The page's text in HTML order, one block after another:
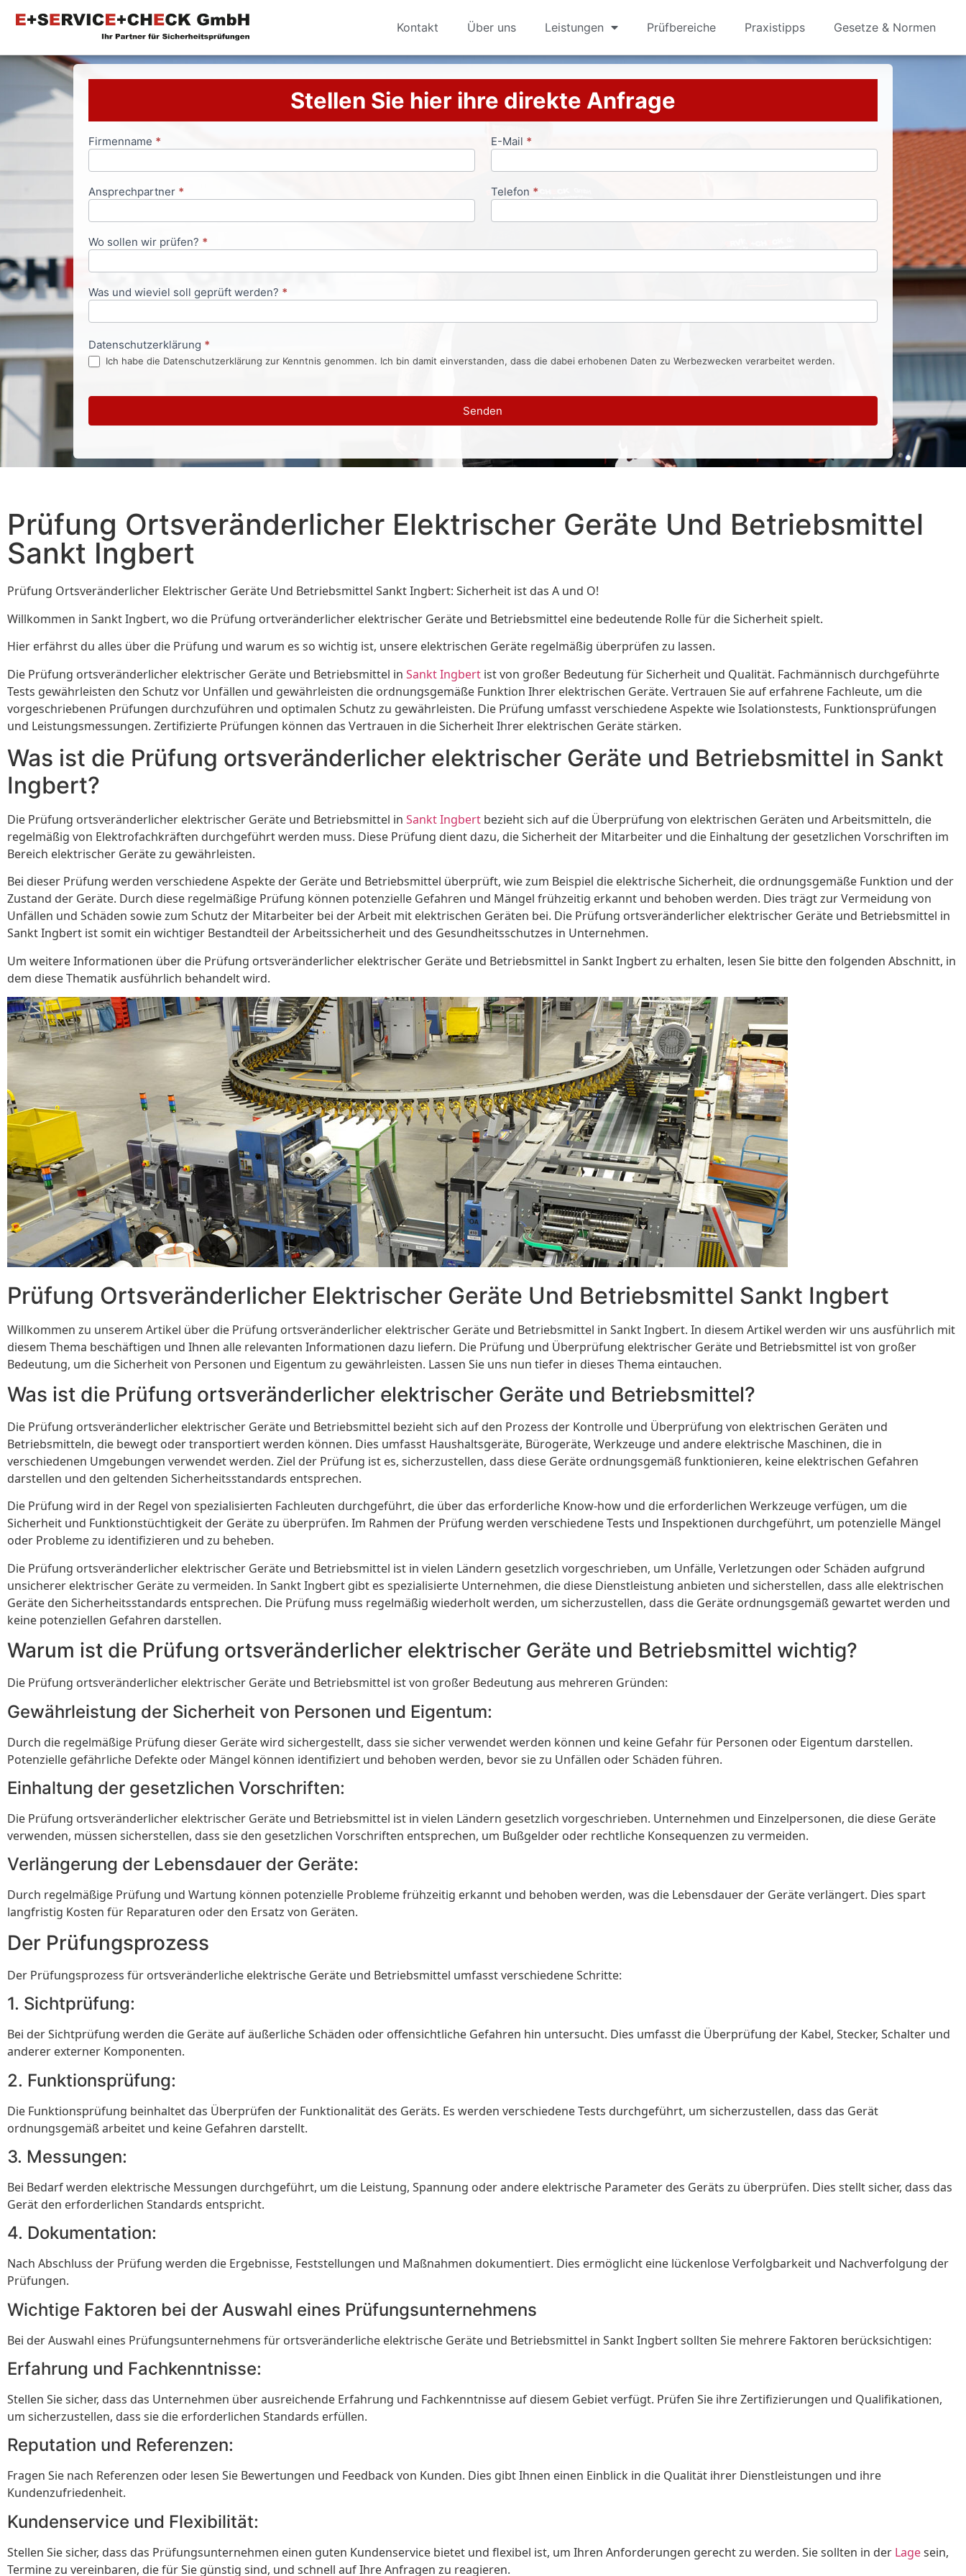
Kontakt Über uns Leistungen Prüfbereiche Praxistipps Gesetze & Normen
Stellen Sie hier ihre direkte Anfrage
Anfrageformular
Firmenname * E-Mail *
Ansprechpartner * Telefon *
Wo sollen wir prüfen? *
Was und wieviel soll geprüft werden? *
Datenschutzerklärung *
Ich habe die Datenschutzerklärung zur Kenntnis genommen. Ich bin damit einverstanden, dass die dabei erhobenen Daten zu Werbezwecken verarbeitet werden.
Senden
Prüfung Ortsveränderlicher Elektrischer Geräte Und Betriebsmittel
Sankt Ingbert
Prüfung Ortsveränderlicher Elektrischer Geräte Und Betriebsmittel Sankt Ingbert: Sicherheit ist das A und O!
Willkommen in Sankt Ingbert, wo die Prüfung ortveränderlicher elektrischer Geräte und Betriebsmittel eine bedeutende Rolle für die Sicherheit spielt.
Hier erfährst du alles über die Prüfung und warum es so wichtig ist, unsere elektrischen Geräte regelmäßig überprüfen zu lassen.
Die Prüfung ortsveränderlicher elektrischer Geräte und Betriebsmittel in Sankt Ingbert ist von großer Bedeutung für Sicherheit und Qualität. Fachmännisch durchgeführte
Tests gewährleisten den Schutz vor Unfällen und gewährleisten die ordnungsgemäße Funktion Ihrer elektrischen Geräte. Vertrauen Sie auf erfahrene Fachleute, um die
vorgeschriebenen Prüfungen durchzuführen und optimalen Schutz zu gewährleisten. Die Prüfung umfasst verschiedene Aspekte wie Isolationstests, Funktionsprüfungen
und Leistungsmessungen. Zertifizierte Prüfungen können das Vertrauen in die Sicherheit Ihrer elektrischen Geräte stärken.
Was ist die Prüfung ortsveränderlicher elektrischer Geräte und Betriebsmittel in Sankt
Ingbert?
Die Prüfung ortsveränderlicher elektrischer Geräte und Betriebsmittel in Sankt Ingbert bezieht sich auf die Überprüfung von elektrischen Geräten und Arbeitsmitteln, die
regelmäßig von Elektrofachkräften durchgeführt werden muss. Diese Prüfung dient dazu, die Sicherheit der Mitarbeiter und die Einhaltung der gesetzlichen Vorschriften im
Bereich elektrischer Geräte zu gewährleisten.
Bei dieser Prüfung werden verschiedene Aspekte der Geräte und Betriebsmittel überprüft, wie zum Beispiel die elektrische Sicherheit, die ordnungsgemäße Funktion und der
Zustand der Geräte. Durch diese regelmäßige Prüfung können potenzielle Gefahren und Mängel frühzeitig erkannt und behoben werden. Dies trägt zur Vermeidung von
Unfällen und Schäden sowie zum Schutz der Mitarbeiter bei der Arbeit mit elektrischen Geräten bei. Die Prüfung ortsveränderlicher elektrischer Geräte und Betriebsmittel in
Sankt Ingbert ist somit ein wichtiger Bestandteil der Arbeitssicherheit und des Gesundheitsschutzes in Unternehmen.
Um weitere Informationen über die Prüfung ortsveränderlicher elektrischer Geräte und Betriebsmittel in Sankt Ingbert zu erhalten, lesen Sie bitte den folgenden Abschnitt, in
dem diese Thematik ausführlich behandelt wird.
Prüfung Ortsveränderlicher Elektrischer Geräte Und Betriebsmittel Sankt Ingbert
Willkommen zu unserem Artikel über die Prüfung ortsveränderlicher elektrischer Geräte und Betriebsmittel in Sankt Ingbert. In diesem Artikel werden wir uns ausführlich mit
diesem Thema beschäftigen und Ihnen alle relevanten Informationen dazu liefern. Die Prüfung und Überprüfung elektrischer Geräte und Betriebsmittel ist von großer
Bedeutung, um die Sicherheit von Personen und Eigentum zu gewährleisten. Lassen Sie uns nun tiefer in dieses Thema eintauchen.
Was ist die Prüfung ortsveränderlicher elektrischer Geräte und Betriebsmittel?
Die Prüfung ortsveränderlicher elektrischer Geräte und Betriebsmittel bezieht sich auf den Prozess der Kontrolle und Überprüfung von elektrischen Geräten und
Betriebsmitteln, die bewegt oder transportiert werden können. Dies umfasst Haushaltsgeräte, Bürogeräte, Werkzeuge und andere elektrische Maschinen, die in
verschiedenen Umgebungen verwendet werden. Ziel der Prüfung ist es, sicherzustellen, dass diese Geräte ordnungsgemäß funktionieren, keine elektrischen Gefahren
darstellen und den geltenden Sicherheitsstandards entsprechen.
Die Prüfung wird in der Regel von spezialisierten Fachleuten durchgeführt, die über das erforderliche Know-how und die erforderlichen Werkzeuge verfügen, um die
Sicherheit und Funktionstüchtigkeit der Geräte zu überprüfen. Im Rahmen der Prüfung werden verschiedene Tests und Inspektionen durchgeführt, um potenzielle Mängel
oder Probleme zu identifizieren und zu beheben.
Die Prüfung ortsveränderlicher elektrischer Geräte und Betriebsmittel ist in vielen Ländern gesetzlich vorgeschrieben, um Unfälle, Verletzungen oder Schäden aufgrund
unsicherer elektrischer Geräte zu vermeiden. In Sankt Ingbert gibt es spezialisierte Unternehmen, die diese Dienstleistung anbieten und sicherstellen, dass alle elektrischen
Geräte den Sicherheitsstandards entsprechen. Die Prüfung muss regelmäßig wiederholt werden, um sicherzustellen, dass die Geräte ordnungsgemäß gewartet werden und
keine potenziellen Gefahren darstellen.
Warum ist die Prüfung ortsveränderlicher elektrischer Geräte und Betriebsmittel wichtig?
Die Prüfung ortsveränderlicher elektrischer Geräte und Betriebsmittel ist von großer Bedeutung aus mehreren Gründen:
Gewährleistung der Sicherheit von Personen und Eigentum:
Durch die regelmäßige Prüfung dieser Geräte wird sichergestellt, dass sie sicher verwendet werden können und keine Gefahr für Personen oder Eigentum darstellen.
Potenzielle gefährliche Defekte oder Mängel können identifiziert und behoben werden, bevor sie zu Unfällen oder Schäden führen.
Einhaltung der gesetzlichen Vorschriften:
Die Prüfung ortsveränderlicher elektrischer Geräte und Betriebsmittel ist in vielen Ländern gesetzlich vorgeschrieben. Unternehmen und Einzelpersonen, die diese Geräte
verwenden, müssen sicherstellen, dass sie den gesetzlichen Vorschriften entsprechen, um Bußgelder oder rechtliche Konsequenzen zu vermeiden.
Verlängerung der Lebensdauer der Geräte:
Durch regelmäßige Prüfung und Wartung können potenzielle Probleme frühzeitig erkannt und behoben werden, was die Lebensdauer der Geräte verlängert. Dies spart
langfristig Kosten für Reparaturen oder den Ersatz von Geräten.
Der Prüfungsprozess
Der Prüfungsprozess für ortsveränderliche elektrische Geräte und Betriebsmittel umfasst verschiedene Schritte:
1. Sichtprüfung:
Bei der Sichtprüfung werden die Geräte auf äußerliche Schäden oder offensichtliche Gefahren hin untersucht. Dies umfasst die Überprüfung der Kabel, Stecker, Schalter und
anderer externer Komponenten.
2. Funktionsprüfung:
Die Funktionsprüfung beinhaltet das Überprüfen der Funktionalität des Geräts. Es werden verschiedene Tests durchgeführt, um sicherzustellen, dass das Gerät
ordnungsgemäß arbeitet und keine Gefahren darstellt.
3. Messungen:
Bei Bedarf werden elektrische Messungen durchgeführt, um die Leistung, Spannung oder andere elektrische Parameter des Geräts zu überprüfen. Dies stellt sicher, dass das
Gerät den erforderlichen Standards entspricht.
4. Dokumentation:
Nach Abschluss der Prüfung werden die Ergebnisse, Feststellungen und Maßnahmen dokumentiert. Dies ermöglicht eine lückenlose Verfolgbarkeit und Nachverfolgung der
Prüfungen.
Wichtige Faktoren bei der Auswahl eines Prüfungsunternehmens
Bei der Auswahl eines Prüfungsunternehmens für ortsveränderliche elektrische Geräte und Betriebsmittel in Sankt Ingbert sollten Sie mehrere Faktoren berücksichtigen:
Erfahrung und Fachkenntnisse:
Stellen Sie sicher, dass das Unternehmen über ausreichende Erfahrung und Fachkenntnisse auf diesem Gebiet verfügt. Prüfen Sie ihre Zertifizierungen und Qualifikationen,
um sicherzustellen, dass sie die erforderlichen Standards erfüllen.
Reputation und Referenzen:
Fragen Sie nach Referenzen oder lesen Sie Bewertungen und Feedback von Kunden. Dies gibt Ihnen einen Einblick in die Qualität ihrer Dienstleistungen und ihre
Kundenzufriedenheit.
Kundenservice und Flexibilität:
Stellen Sie sicher, dass das Prüfungsunternehmen einen guten Kundenservice bietet und flexibel ist, um Ihren Anforderungen gerecht zu werden. Sie sollten in der Lagesein,
Termine zu vereinbaren, die für Sie günstig sind, und schnell auf Ihre Anfragen zu reagieren.